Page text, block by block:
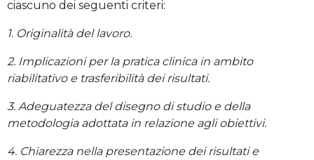
ciascuno dei seguenti criteri:
1. Originalità del lavoro.
2. Implicazioni per la pratica clinica in ambito
riabilitativo e trasferibilità dei risultati.
3. Adeguatezza del disegno di studio e della
metodologia adottata in relazione agli obiettivi.
4. Chiarezza nella presentazione dei risultati e